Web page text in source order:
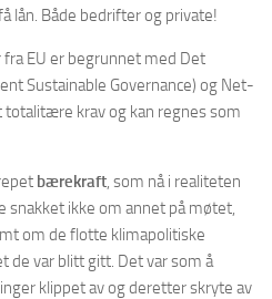
lån. Både bedrifter og private!
EU er begrunnet med Det
Sustainable Governance) og Net-
krav og kan regnes som
bærekraft, som nå i realiteten
snakket ikke om annet på møtet,
om de flotte klimapolitiske
de var blitt gitt. Det var som å
klippet av og deretter skryte av